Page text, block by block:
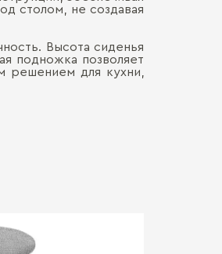
столом, не создавая
Высота сиденья
подножка позволяет
решением для кухни,